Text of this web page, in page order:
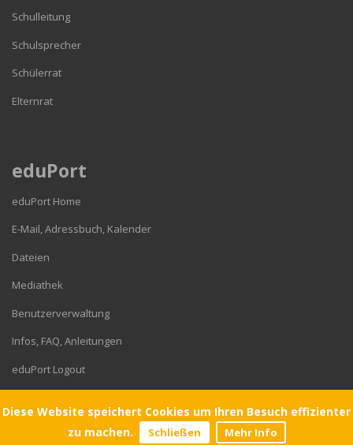
Diese Website speichert Cookies um Ihren Besuch effizienter
zu machen.
Schließen Mehr Info
Schulleitung
Schulsprecher
Schülerrat
Elternrat
eduPort
eduPort Home
E-Mail, Adressbuch, Kalender
Dateien
Mediathek
Benutzerverwaltung
Infos, FAQ, Anleitungen
eduPort Logout
© 2026 Gymnasium Corveystraße